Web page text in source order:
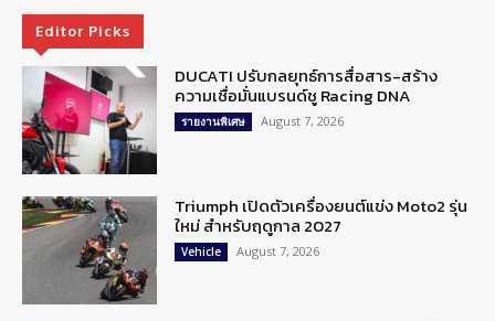
Editor Picks
DUCATI ปรับกลยุทธ์การสื่อสาร-สร้าง
ความเชื่อมั่นแบรนด์ชู Racing DNA
รายงานพิเศษ August 7, 2026
Triumph เปิดตัวเครื่องยนต์แข่ง Moto2 รุ่น
ใหม่ สำหรับฤดูกาล 2027
Vehicle August 7, 2026